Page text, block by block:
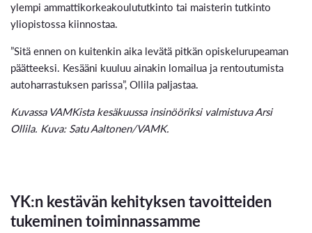
ylempi ammattikorkeakoulututkinto tai maisterin tutkinto
yliopistossa kiinnostaa.
”Sitä ennen on kuitenkin aika levätä pitkän opiskelurupeaman
päätteeksi. Kesääni kuuluu ainakin lomailua ja rentoutumista
autoharrastuksen parissa”, Ollila paljastaa.
Kuvassa VAMKista kesäkuussa insinööriksi valmistuva Arsi
Ollila. Kuva: Satu Aaltonen/VAMK.
YK:n kestävän kehityksen tavoitteiden
tukeminen toiminnassamme